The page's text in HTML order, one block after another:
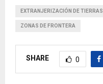
EXTRANJERIZACIÓN DE TIERRAS
ZONAS DE FRONTERA
SHARE 0